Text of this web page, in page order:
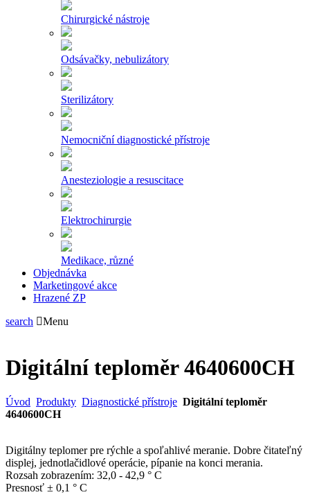
Chirurgické nástroje
Odsávačky, nebulizátory
Sterilizátory
Nemocniční diagnostické přístroje
Anesteziologie a resuscitace
Elektrochirurgie
Medikace, různé
Objednávka
Marketingové akce
Hrazené ZP
search
Menu
Digitální teploměr 4640600CH
Úvod Produkty Diagnostické přístroje Digitální teploměr
4640600CH
Digitálny teplomer pre rýchle a spoľahlivé meranie. Dobre čitateľný
displej, jednotlačidlové operácie, pípanie na konci merania.
Rozsah zobrazením: 32,0 - 42,9 ° C
Presnosť ± 0,1 ° C